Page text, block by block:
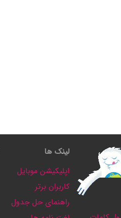
لینک ها
اپلیکیشن موبایل
کاربران برتر
راهنمای حل جدول